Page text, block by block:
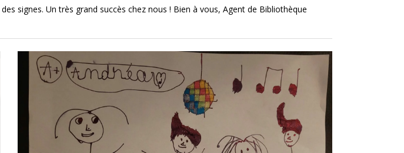
signes. Un très grand succès chez nous ! Bien à vous, Agent de Bibliothèque